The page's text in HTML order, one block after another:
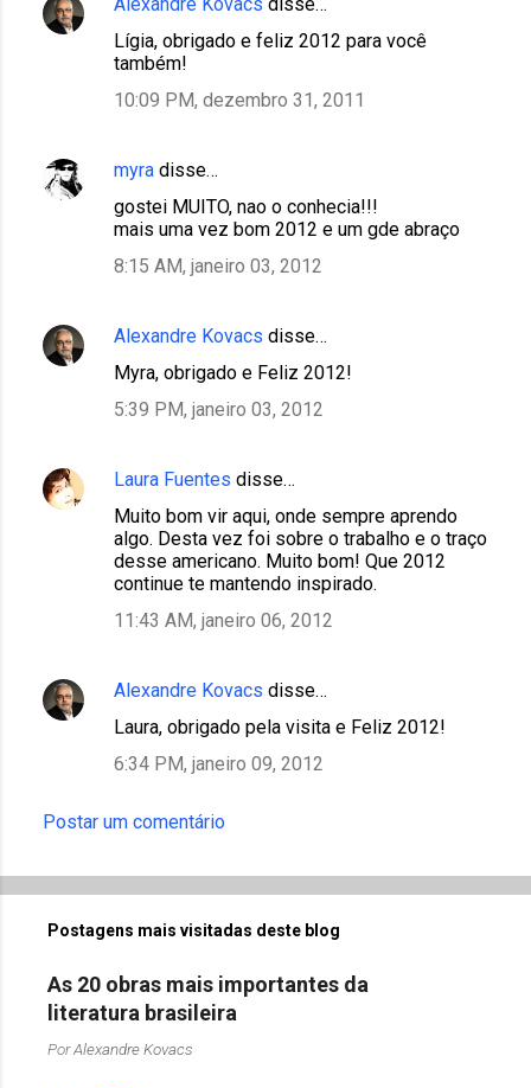
Lígia, obrigado e feliz 2012 para você
também!
10:09 PM, dezembro 31, 2011
myra disse…
gostei MUITO, nao o conhecia!!!
mais uma vez bom 2012 e um gde abraço
8:15 AM, janeiro 03, 2012
Alexandre Kovacs disse…
Myra, obrigado e Feliz 2012!
5:39 PM, janeiro 03, 2012
Laura Fuentes disse…
Muito bom vir aqui, onde sempre aprendo
algo. Desta vez foi sobre o trabalho e o traço
desse americano. Muito bom! Que 2012
continue te mantendo inspirado.
11:43 AM, janeiro 06, 2012
Alexandre Kovacs disse…
Laura, obrigado pela visita e Feliz 2012!
6:34 PM, janeiro 09, 2012
Postar um comentário
Postagens mais visitadas deste blog
As 20 obras mais importantes da
literatura brasileira
PorAlexandre Kovacs